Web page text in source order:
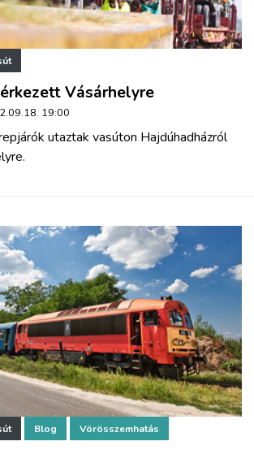
Vásárhelyre
19:00
utaztak vasúton Hajdúhadházról
Blog Vörösszemhatás